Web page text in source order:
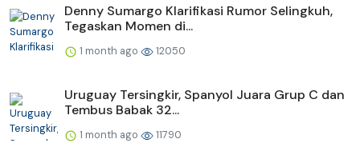
Denny Sumargo Klarifikasi Rumor Selingkuh,
Tegaskan Momen di...
1 month ago 12050
Uruguay Tersingkir, Spanyol Juara Grup C dan
Tembus Babak 32...
1 month ago 11790